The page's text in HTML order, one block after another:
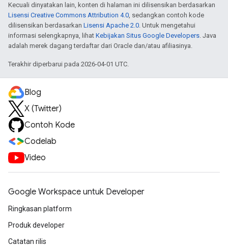
Kecuali dinyatakan lain, konten di halaman ini dilisensikan berdasarkan
Lisensi Creative Commons Attribution 4.0, sedangkan contoh kode
dilisensikan berdasarkan Lisensi Apache 2.0. Untuk mengetahui
informasi selengkapnya, lihat Kebijakan Situs Google Developers. Java
adalah merek dagang terdaftar dari Oracle dan/atau afiliasinya.
Terakhir diperbarui pada 2026-04-01 UTC.
Blog
X (Twitter)
Contoh Kode
Codelab
Video
Google Workspace untuk Developer
Ringkasan platform
Produk developer
Catatan rilis